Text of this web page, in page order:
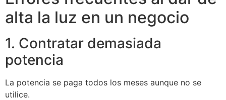
alta la luz en un negocio
1. Contratar demasiada
potencia
La potencia se paga todos los meses aunque no se
utilice.